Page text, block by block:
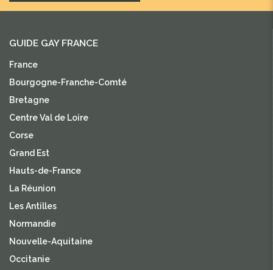
GUIDE GAY FRANCE
France
Bourgogne-Franche-Comté
Bretagne
Centre Val de Loire
Corse
Grand Est
Hauts-de-France
La Réunion
Les Antilles
Normandie
Nouvelle-Aquitaine
Occitanie